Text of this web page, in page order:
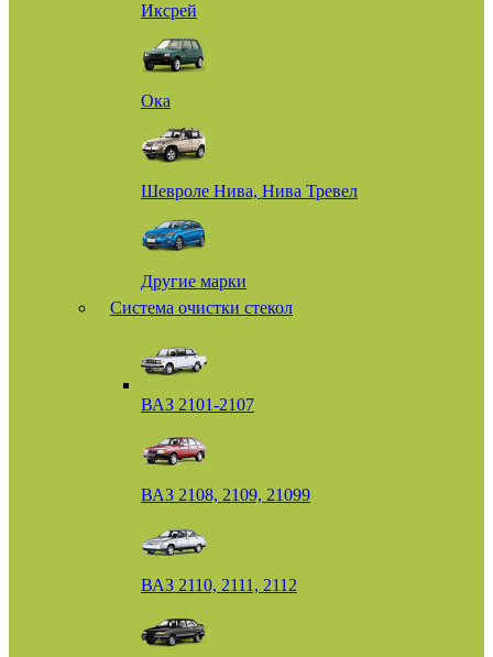
Иксрей
Ока
Шевроле Нива, Нива Тревел
Другие марки
Система очистки стекол
ВАЗ 2101-2107
ВАЗ 2108, 2109, 21099
ВАЗ 2110, 2111, 2112